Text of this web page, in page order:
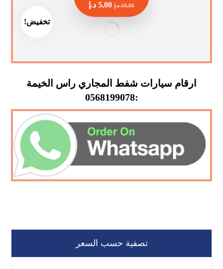
تخفيض!
ارقام سيارات شفط المجاري راس الخيمة
:0568199078
10,00 د.إ 5,00 د.إ
تصفية حسب السعر